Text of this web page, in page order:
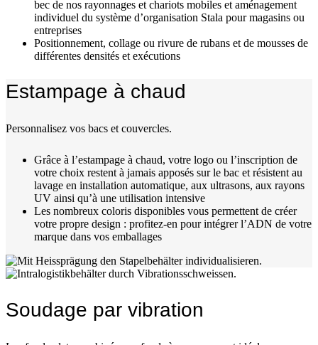
bec de nos rayonnages et chariots mobiles et aménagement
individuel du système d’organisation Stala pour magasins ou
entreprises
Positionnement, collage ou rivure de rubans et de mousses de
différentes densités et exécutions
Estampage à chaud
Personnalisez vos bacs et couvercles.
Grâce à l’estampage à chaud, votre logo ou l’inscription de
votre choix restent à jamais apposés sur le bac et résistent au
lavage en installation automatique, aux ultrasons, aux rayons
UV ainsi qu’à une utilisation intensive
Les nombreux coloris disponibles vous permettent de créer
votre propre design : profitez-en pour intégrer l’ADN de votre
marque dans vos emballages
Soudage par vibration